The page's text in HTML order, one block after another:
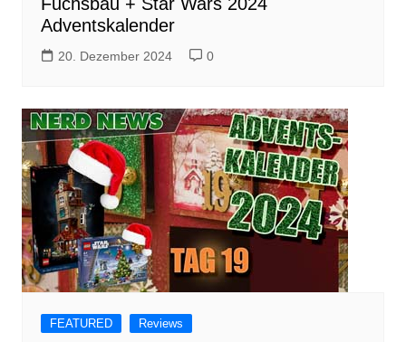
Adventskalender
20. Dezember 2024 0
FEATURED Reviews